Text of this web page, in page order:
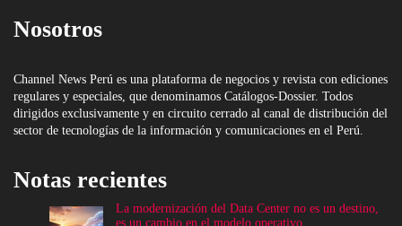
Nosotros
Channel News Perú es una plataforma de negocios y revista con ediciones
regulares y especiales, que denominamos Catálogos-Dossier. Todos
dirigidos exclusivamente y en circuito cerrado al canal de distribución del
sector de tecnologías de la información y comunicaciones en el Perú.
Notas recientes
La modernización del Data Center no es un destino,
es un cambio en el modelo operativo